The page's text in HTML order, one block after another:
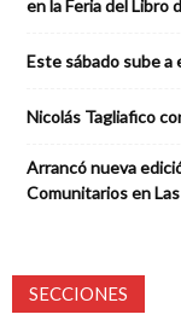
en la Feria del Libro
Este sábado sube a
Nicolás Tagliafico
Arrancó nueva
Comunitarios en
SECCIONES